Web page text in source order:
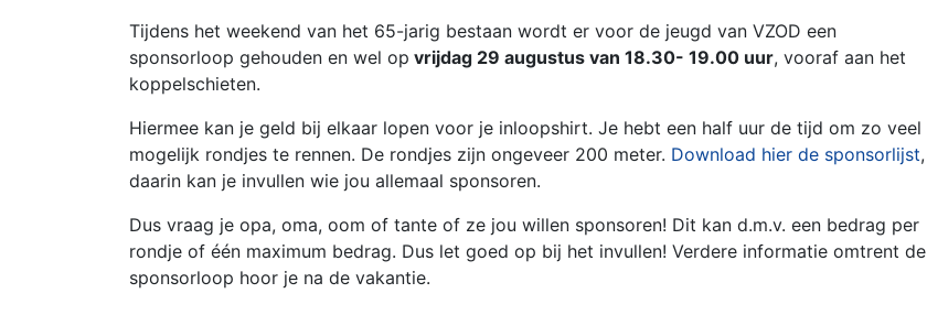
Tijdens het weekend van het 65-jarig bestaan wordt er voor de jeugd van VZOD een
sponsorloop gehouden en wel op vrijdag 29 augustus van 18.30- 19.00 uur, vooraf aan het
koppelschieten.
Hiermee kan je geld bij elkaar lopen voor je inloopshirt. Je hebt een half uur de tijd om zo veel
mogelijk rondjes te rennen. De rondjes zijn ongeveer 200 meter. Download hier de sponsorlijst,
daarin kan je invullen wie jou allemaal sponsoren.
Dus vraag je opa, oma, oom of tante of ze jou willen sponsoren! Dit kan d.m.v. een bedrag per
rondje of één maximum bedrag. Dus let goed op bij het invullen! Verdere informatie omtrent de
sponsorloop hoor je na de vakantie.